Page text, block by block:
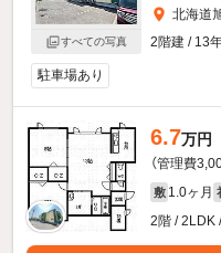
すべての写真
北海道
2階建 / 13
駐車場あり
6.7万円
（管理費
敷 1.0ヶ月
2階 / 2LDK